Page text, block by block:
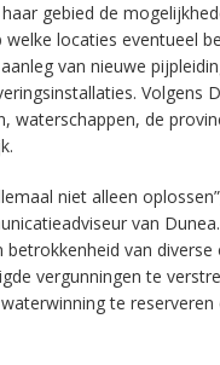
gebied de
locaties eventueel
van nieuwe
Volgens
waterschappen, de
niet alleen
van
van diverse
vergunningen te
te reserveren